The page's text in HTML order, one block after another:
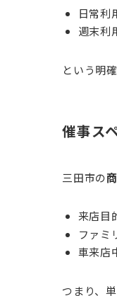
日常利
週末利
という明
催事ス
三田市の
来店目
ファミ
車来店
つまり、